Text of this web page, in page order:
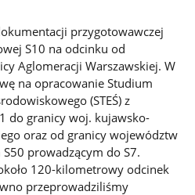
przygotowawczej
S10 na odcinku od
Aglomeracji Warszawskiej. W
na opracowanie Studium
(STEŚ) z
do granicy woj. kujawsko-
oraz od granicy województw
prowadzącym do S7.
120-kilometrowy odcinek
przeprowadziliśmy